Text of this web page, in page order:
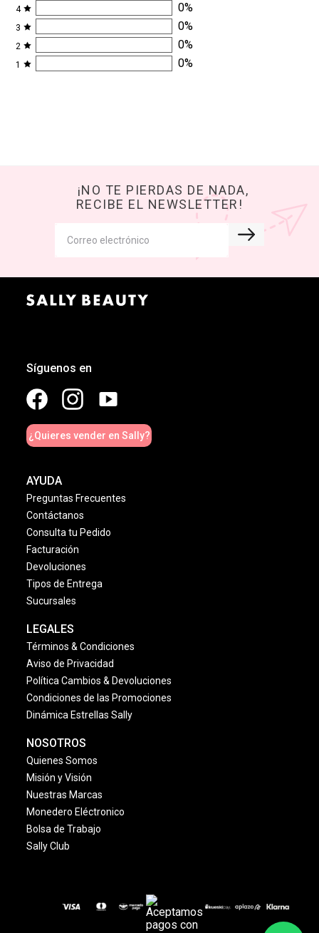
4 0%
3 0%
2 0%
1 0%
¡NO TE PIERDAS DE NADA,
RECIBE EL NEWSLETTER!
Síguenos en
¿Quieres vender en Sally?
AYUDA
Preguntas Frecuentes
Contáctanos
Consulta tu Pedido
Facturación
Devoluciones
Tipos de Entrega
Sucursales
LEGALES
Términos & Condiciones
Aviso de Privacidad
Política Cambios & Devoluciones
Condiciones de las Promociones
Dinámica Estrellas Sally
NOSOTROS
Quienes Somos
Misión y Visión
Nuestras Marcas
Monedero Eléctronico
Bolsa de Trabajo
Sally Club